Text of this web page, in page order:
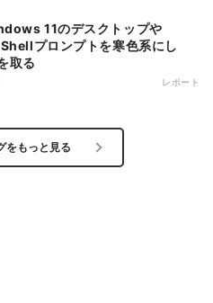
プロンプトを寒色系にし
取る
レポート
をもっと見る